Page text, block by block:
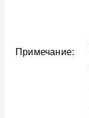
Примечание: